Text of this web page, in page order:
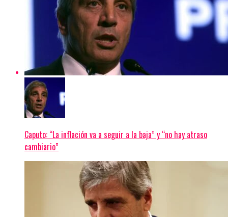
Caputo: “La inflación va a seguir a la baja” y “no hay atraso
cambiario”